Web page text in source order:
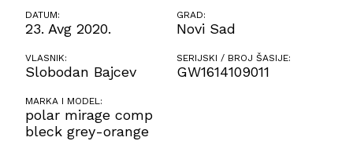
DATUM:
23. Avg 2020.
GRAD:
Novi Sad
VLASNIK:
Slobodan Bajcev
SERIJSKI / BROJ ŠASIJE:
GW1614109011
MARKA I MODEL:
polar mirage comp
bleck grey-orange